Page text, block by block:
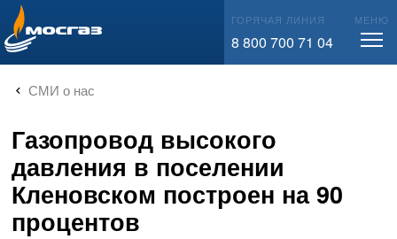
info@mos-gaz.ru ГОРЯЧАЯ ЛИНИЯ
8 800 700 71 04
МЕНЮ
СМИ о нас
Газопровод высокого
давления в поселении
Кленовском построен на 90
процентов